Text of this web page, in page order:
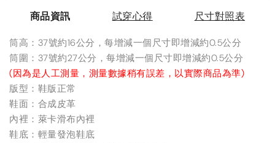
商品資訊 試穿心得 尺寸對照表
筒高：37號約16公分，每增減一個尺寸即增減約0.5公分
筒圍：37號約27公分，每增減一個尺寸即增減約0.5公分
(因為是人工測量，測量數據稍有誤差，以實際商品為準)
版型：鞋版正常
鞋面：合成皮革
內裡：萊卡滑布內裡
鞋底：輕量發泡鞋底